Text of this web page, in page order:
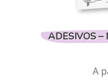
ADESIVOS –
A